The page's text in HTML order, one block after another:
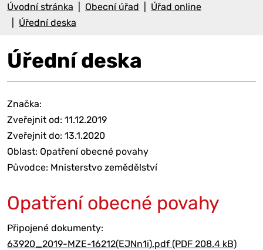
Úvodní stránka Obecní úřad
Úřad online
Úřední deska
Úřední deska
Značka:
Zveřejnit od: 11.12.2019
Zveřejnit do: 13.1.2020
Oblast: Opatření obecné povahy
Původce: Mnisterstvo zemědělství
Opatření obecné povahy
Připojené dokumenty:
63920_2019-MZE-16212(EJNn1i).pdf (PDF 208.4 kB)